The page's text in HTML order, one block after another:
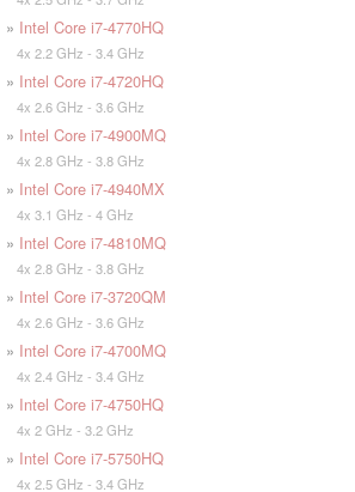
» Intel Core i7-4770HQ
4x 2.2 GHz - 3.4 GHz
» Intel Core i7-4720HQ
4x 2.6 GHz - 3.6 GHz
» Intel Core i7-4900MQ
4x 2.8 GHz - 3.8 GHz
» Intel Core i7-4940MX
4x 3.1 GHz - 4 GHz
» Intel Core i7-4810MQ
4x 2.8 GHz - 3.8 GHz
» Intel Core i7-3720QM
4x 2.6 GHz - 3.6 GHz
» Intel Core i7-4700MQ
4x 2.4 GHz - 3.4 GHz
» Intel Core i7-4750HQ
4x 2 GHz - 3.2 GHz
» Intel Core i7-5750HQ
4x 2.5 GHz - 3.4 GHz